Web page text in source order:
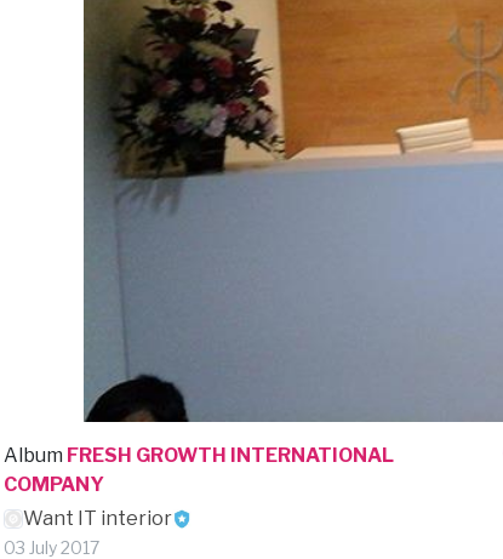
Album FRESH GROWTH INTERNATIONAL
COMPANY
Want IT interior
03 July 2017